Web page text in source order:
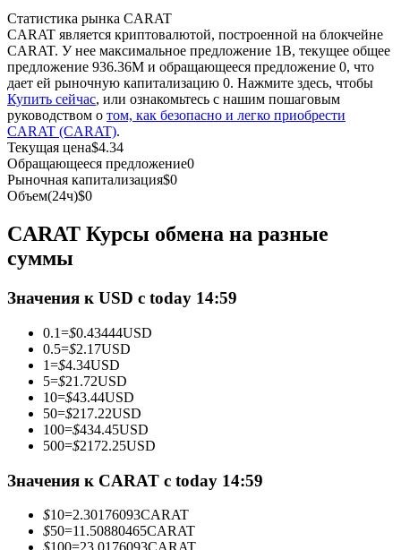
Фьючерсы с использованием USDC в качестве
обеспечения
Станьте копи-трейдером
за копи-трейдинг
Статистика рынка CARAT
CARAT является криптовалютой, построенной на блокчейне
CARAT. У нее максимальное предложение 1B, текущее общее
предложение 936.36M и обращающееся предложение 0, что
дает ей рыночную капитализацию 0. Нажмите здесь, чтобы
Купить сейчас, или ознакомьтесь с нашим пошаговым
руководством о том, как безопасно и легко приобрести
CARAT (CARAT).
Текущая цена$4.34
Обращающееся предложение0
Рыночная капитализация$0
Объем(24ч)$0
CARAT Курсы обмена на разные
суммы
Значения к USD с today 14:59
0.1=$0.43444USD
0.5=$2.17USD
1=$4.34USD
5=$21.72USD
10=$43.44USD
50=$217.22USD
100=$434.45USD
500=$2172.25USD
Значения к CARAT с today 14:59
$10=2.30176093CARAT
$50=11.50880465CARAT